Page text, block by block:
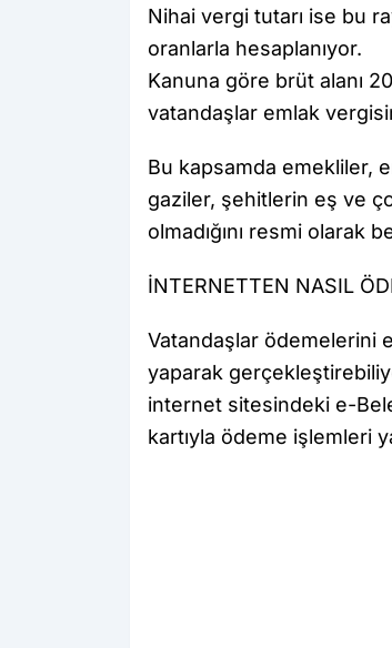
Nihai vergi tutarı ise bu
oranlarla hesaplanıyor.
Kanuna göre brüt alanı
vatandaşlar emlak
Bu kapsamda emekliler,
gaziler, şehitlerin eş ve
olmadığını resmi olarak
İNTERNETTEN NASIL
Vatandaşlar ödemelerini
yaparak
internet sitesindeki e-
kartıyla ödeme işlemleri